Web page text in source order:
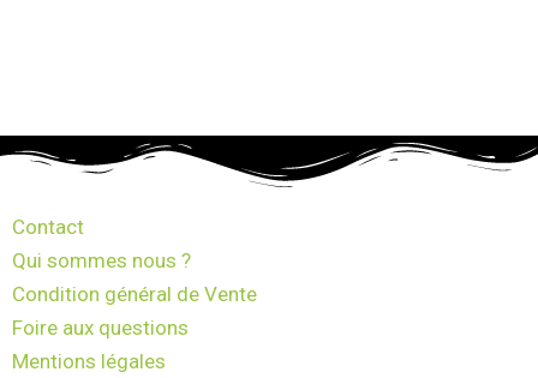
Contact
Qui sommes nous ?
Condition général de Vente
Foire aux questions
Mentions légales